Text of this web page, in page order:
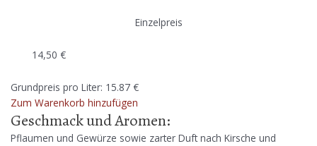
Einzelpreis
14,50 €
Grundpreis pro Liter: 15.87 €
Zum Warenkorb hinzufügen
Geschmack und Aromen:
Pflaumen und Gewürze sowie zarter Duft nach Kirsche und